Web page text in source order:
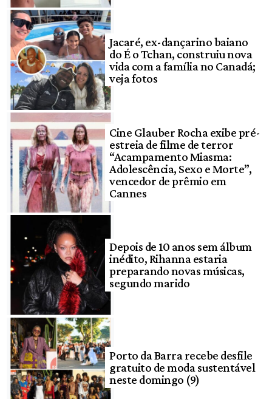
Jacaré, ex-dançarino baiano
do É o Tchan, construiu nova
vida com a família no Canadá;
veja fotos
Cine Glauber Rocha exibe pré-
estreia de filme de terror
“Acampamento Miasma:
Adolescência, Sexo e Morte”,
vencedor de prêmio em
Cannes
Depois de 10 anos sem álbum
inédito, Rihanna estaria
preparando novas músicas,
segundo marido
Porto da Barra recebe desfile
gratuito de moda sustentável
neste domingo (9)